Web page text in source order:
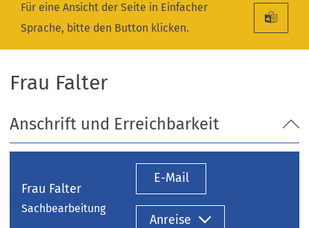
Für eine Ansicht der Seite in Einfacher
Sprache, bitte den Button klicken.
Frau Falter
Anschrift und Erreichbarkeit
Frau Falter
Sachbearbeitung
E-Mail
Anreise